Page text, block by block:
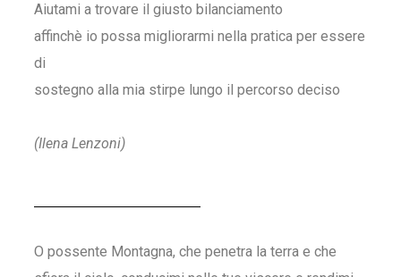
Aiutami a trovare il giusto bilanciamento
affinchè io possa migliorarmi nella pratica per essere
di
sostegno alla mia stirpe lungo il percorso deciso
(Ilena Lenzoni)
O possente Montagna, che penetra la terra e che